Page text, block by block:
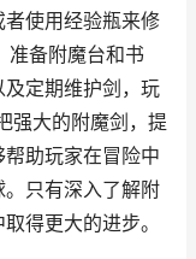
使用经验瓶来修
准备附魔台和书
定期维护剑，玩
强大的附魔剑，提
助玩家在冒险中
只有深入了解附
得更大的进步。